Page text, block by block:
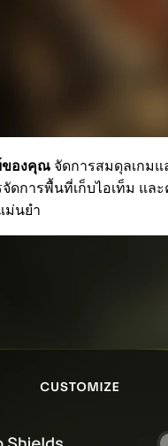
ของคุณ จัดการสมดุลเกม
ดการพื้นที่เก็บไอเท็ม แล
ม่นยำ